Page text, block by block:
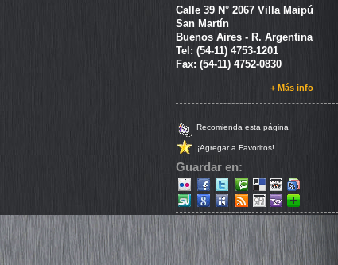
Calle 39 N° 2067 Villa Maipú
San Martín
Buenos Aires - R. Argentina
Tel: (54-11) 4753-1201
Fax: (54-11) 4752-0830
+ Más info
Recomienda esta página
¡Agregar a Favoritos!
Guardar en: